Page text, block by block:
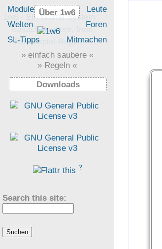
1w6 - Ein Würfel System
- Einfach saubere, freie
Rollenspiel-Regeln
Über 1w6
Module
Leute
Welten
Foren
SL-Tipps
Mitmachen
» einfach saubere «
» Regeln «
Über 1w6
Downloads
?
Search this site: